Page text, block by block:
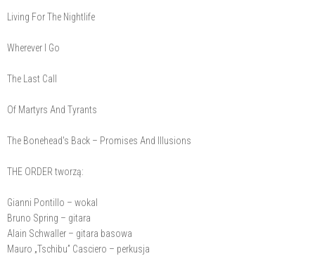
Living For The Nightlife
Wherever I Go
The Last Call
Of Martyrs And Tyrants
The Bonehead's Back – Promises And Illusions
THE ORDER tworzą:
Gianni Pontillo – wokal
Bruno Spring – gitara
Alain Schwaller – gitara basowa
Mauro „Tschibu” Casciero – perkusja